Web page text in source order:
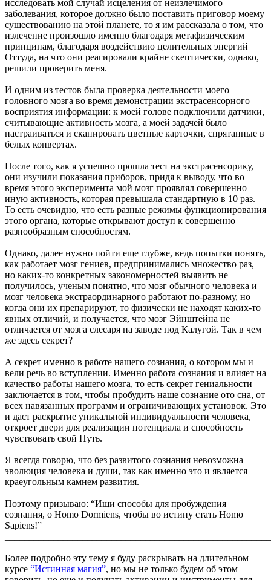
исследовать мой случай исцеления от неизлечимого
заболевания, которое должно было поставить приговор моему
существованию на этой планете, то я им рассказала о том, что
излечение произошло именно благодаря метафизическим
принципам, благодаря воздействию целительных энергий
Оттуда, на что они реагировали крайне скептически, однако,
решили проверить меня.
И одним из тестов была проверка деятельности моего
головного мозга во время демонстрации экстрасенсорного
восприятия информации: к моей голове подключили датчики,
считывающие активность мозга, а моей задачей было
настраиваться и сканировать цветные карточки, спрятанные в
белых конвертах.
После того, как я успешно прошла тест на экстрасенсорику,
они изучили показания приборов, придя к выводу, что во
время этого эксперимента мой мозг проявлял совершенно
иную активность, которая превышала стандартную в 10 раз.
То есть очевидно, что есть разные режимы функционирования
этого органа, которые открывают доступ к совершенно
разнообразным способностям.
Однако, далее нужно пойти еще глубже, ведь попытки понять,
как работает мозг гениев, предпринимались множество раз,
но каких-то конкретных закономерностей выявить не
получилось, ученым понятно, что мозг обычного человека и
мозг человека экстраординарного работают по-разному, но
когда они их препарируют, то физически не находят каких-то
явных отличий, и получается, что мозг Эйнштейна не
отличается от мозга слесаря на заводе под Калугой. Так в чем
же здесь секрет?
А секрет именно в работе нашего сознания, о котором мы и
вели речь во вступлении. Именно работа сознания и влияет на
качество работы нашего мозга, то есть секрет гениальности
заключается в том, чтобы пробудить наше сознание ото сна, от
всех навязанных программ и ограничивающих установок. Это
и даст раскрытие уникальной индивидуальности человека,
откроет двери для реализации потенциала и способность
чувствовать свой Путь.
Я всегда говорю, что без развитого сознания невозможна
эволюция человека и души, так как именно это и является
краеугольным камнем развития.
Поэтому призываю: “Ищи способы для пробуждения
сознания, о Homo Dormiens, чтобы во истину стать Homo
Sapiens!”
Более подробно эту тему я буду раскрывать на длительном
курсе “Истинная магия”, но мы не только будем об этом